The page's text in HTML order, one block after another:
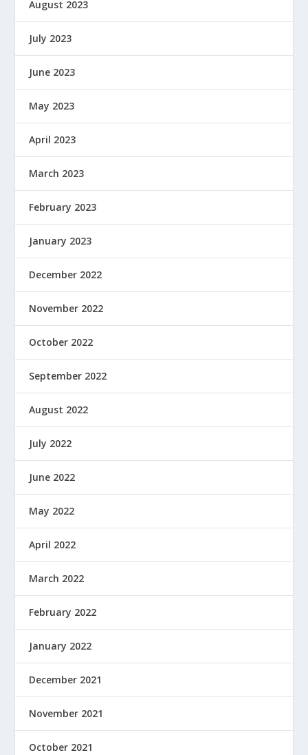
August 2023
July 2023
June 2023
May 2023
April 2023
March 2023
February 2023
January 2023
December 2022
November 2022
October 2022
September 2022
August 2022
July 2022
June 2022
May 2022
April 2022
March 2022
February 2022
January 2022
December 2021
November 2021
October 2021